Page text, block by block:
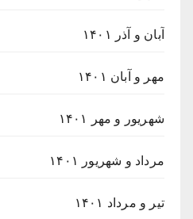
آبان و آذر ۱۴۰۱
مهر و آبان ۱۴۰۱
شهریور و مهر ۱۴۰۱
مرداد و شهریور ۱۴۰۱
تیر و مرداد ۱۴۰۱